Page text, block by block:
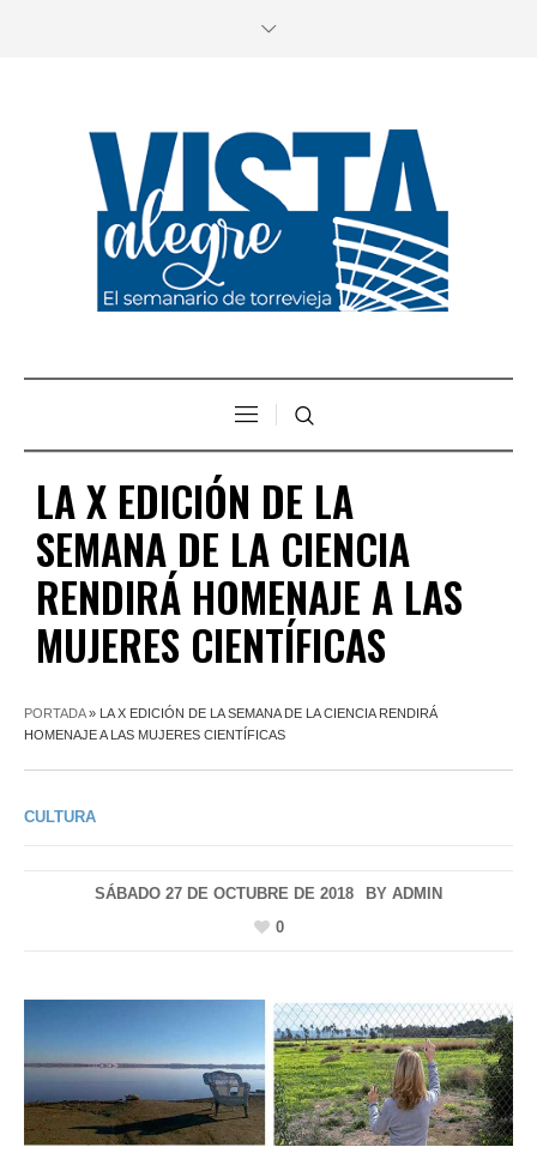
LA X EDICIÓN DE LA
SEMANA DE LA CIENCIA
RENDIRÁ HOMENAJE A LAS
MUJERES CIENTÍFICAS
PORTADA» LA X EDICIÓN DE LA SEMANA DE LA CIENCIA RENDIRÁ
HOMENAJE A LAS MUJERES CIENTÍFICAS
CULTURA
SÁBADO 27 DE OCTUBRE DE 2018 BY ADMIN
0